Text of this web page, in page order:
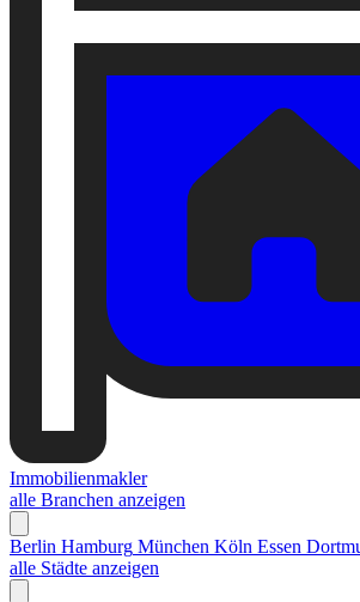
Immobilienmakler
alle Branchen anzeigen
Berlin Hamburg München Köln Essen
alle Städte anzeigen